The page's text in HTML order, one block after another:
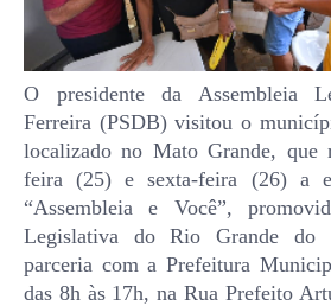
O presidente da Assembleia
Ferreira (PSDB) visitou o
localizado no Mato Grande, que
feira (25) e sexta-feira (26) a
“Assembleia e Você”,
Legislativa do Rio Grande do
parceria com a Prefeitura
das 8h às 17h, na Rua Prefeito